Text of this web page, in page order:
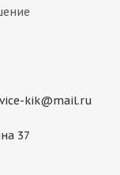
kik@mail.ru
37